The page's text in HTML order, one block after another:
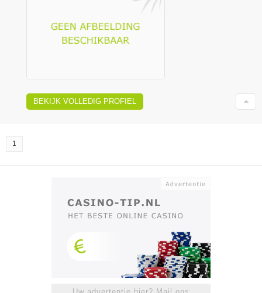
BEKIJK VOLLEDIG PROFIEL
1